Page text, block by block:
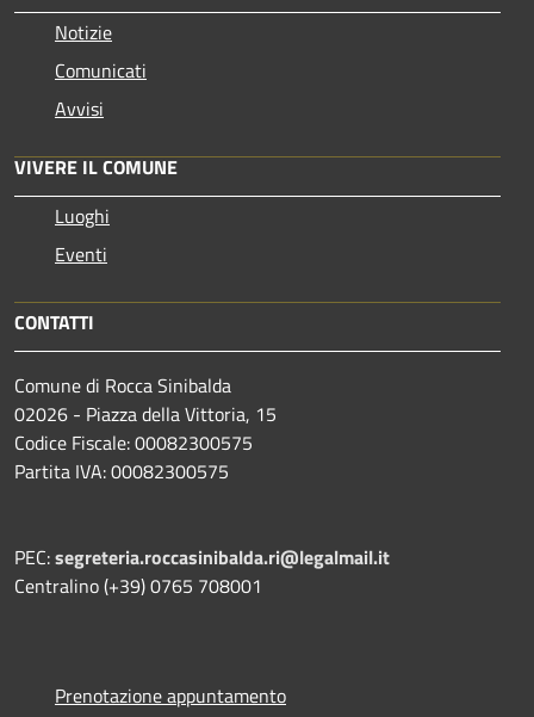
Notizie
Comunicati
Avvisi
VIVERE IL COMUNE
Luoghi
Eventi
CONTATTI
Comune di Rocca Sinibalda
02026 - Piazza della Vittoria, 15
Codice Fiscale: 00082300575
Partita IVA: 00082300575
PEC:segreteria.roccasinibalda.ri@legalmail.it
Centralino (+39) 0765 708001
Prenotazione appuntamento